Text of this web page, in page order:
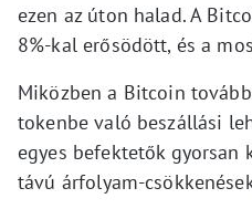
ezen az úton halad. A
8%-kal erősödött, és a
Miközben a Bitcoin
tokenbe való beszállási
egyes befektetők gyorsan
távú árfolyam-